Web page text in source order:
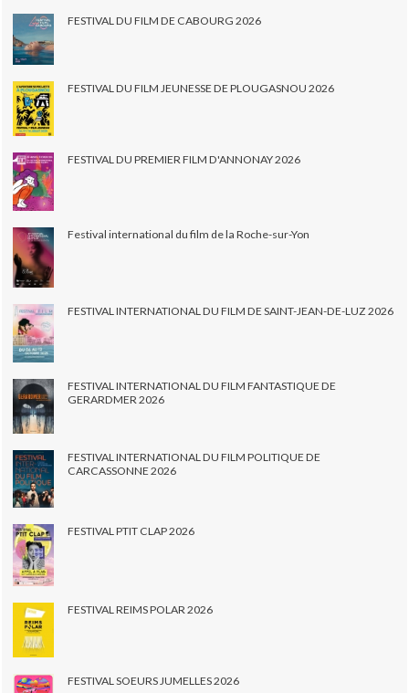
FESTIVAL DU FILM DE CABOURG 2026
FESTIVAL DU FILM JEUNESSE DE PLOUGASNOU 2026
FESTIVAL DU PREMIER FILM D'ANNONAY 2026
Festival international du film de la Roche-sur-Yon
FESTIVAL INTERNATIONAL DU FILM DE SAINT-JEAN-DE-LUZ 2026
FESTIVAL INTERNATIONAL DU FILM FANTASTIQUE DE
GERARDMER 2026
FESTIVAL INTERNATIONAL DU FILM POLITIQUE DE
CARCASSONNE 2026
FESTIVAL PTIT CLAP 2026
FESTIVAL REIMS POLAR 2026
FESTIVAL SOEURS JUMELLES 2026